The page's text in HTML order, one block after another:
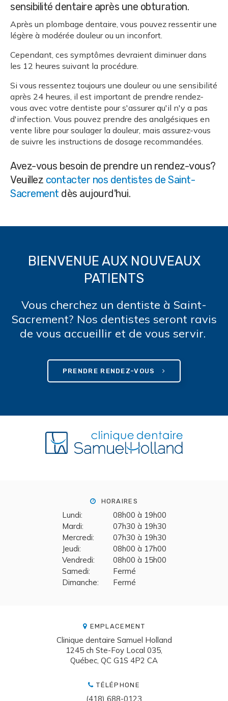
sensibilité dentaire après une obturation.
Après un plombage dentaire, vous pouvez ressentir une
légère à modérée douleur ou un inconfort.
Cependant, ces symptômes devraient diminuer dans
les 12 heures suivant la procédure.
Si vous ressentez toujours une douleur ou une sensibilité
après 24 heures, il est important de prendre rendez-
vous avec votre dentiste pour s'assurer qu'il n'y a pas
d'infection. Vous pouvez prendre des analgésiques en
vente libre pour soulager la douleur, mais assurez-vous
de suivre les instructions de dosage recommandées.
Avez-vous besoin de prendre un rendez-vous?
Veuillez contacter nos dentistes de Saint-
Sacrement dès aujourd'hui.
BIENVENUE AUX NOUVEAUX
PATIENTS
Vous cherchez un dentiste à Saint-
Sacrement? Nos dentistes seront ravis
de vous accueillir et de vous servir.
PRENDRE RENDEZ-VOUS
HORAIRES
Lundi:
08h00 à 19h00
Mardi:
07h30 à 19h30
Mercredi:
07h30 à 19h30
Jeudi:
08h00 à 17h00
Vendredi:
08h00 à 15h00
Samedi:
Fermé
Dimanche:
Fermé
EMPLACEMENT
Clinique dentaire Samuel Holland
1245 ch Ste-Foy Local 035
Québec QC G1S 4P2 CA
TÉLÉPHONE
(418) 688-0123